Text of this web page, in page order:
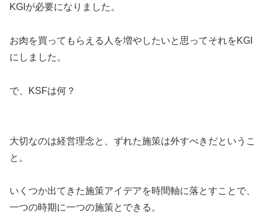
KGIが必要になりました。
お肉を買ってもらえる人を増やしたいと思ってそれをKGI
にしました。
で、KSFは何？
大切なのは経営理念と、ずれた施策は外すべきだというこ
と。
いくつか出てきた施策アイデアを時間軸に落とすことで、
一つの時期に一つの施策とできる。